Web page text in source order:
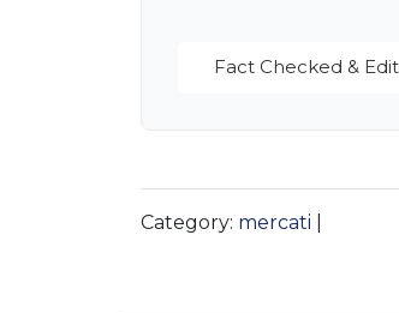
Fact Checked &
Category: mercati